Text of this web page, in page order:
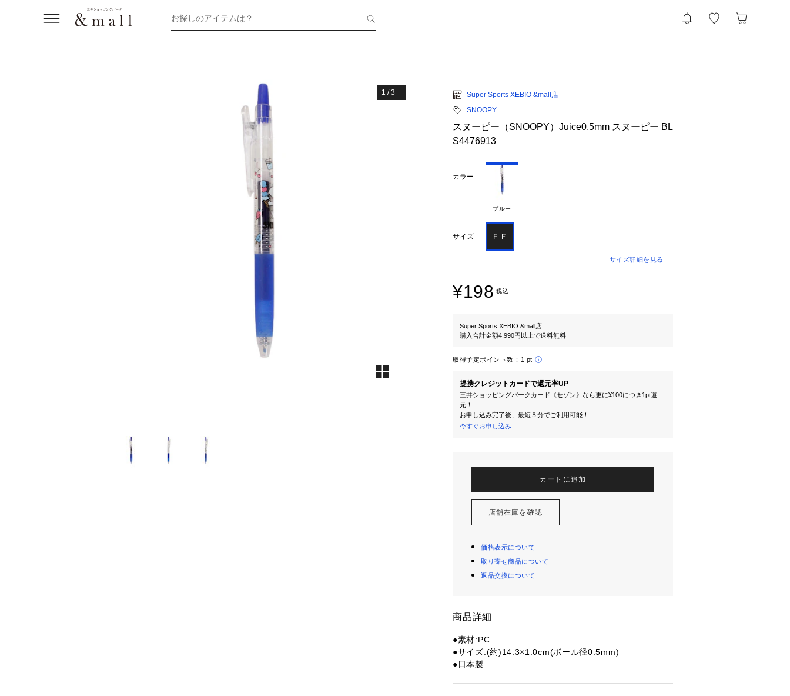
お探しのアイテムは？
1 /3
Super Sports XEBIO &mall店
SNOOPY
スヌーピー（SNOOPY）Juice0.5mm スヌーピー BL
S4476913
カラー
ブルー
サイズ ＦＦ
サイズ詳細を見る
¥198 税込
Super Sports XEBIO &mall店
購入合計金額4,990円以上で送料無料
取得予定ポイント数： 1 pt
提携クレジットカードで還元率UP
三井ショッピングパークカード《セゾン》なら更に¥100につき1pt還
元！
お申し込み完了後、最短５分でご利用可能！
今すぐお申し込み
カートに追加
店舗在庫を確認
価格表示について
取り寄せ商品について
返品交換について
商品詳細
●素材:PC
●サイズ:(約)14.3×1.0cm(ボール径0.5mm)
●日本製